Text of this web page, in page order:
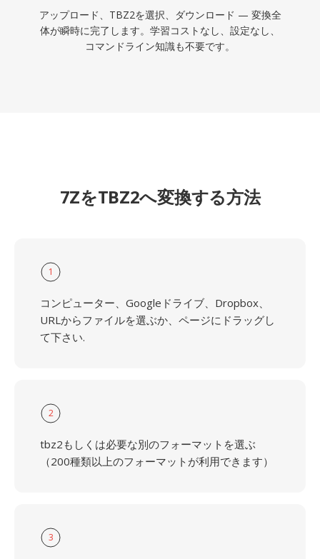
アップロード、TBZ2を選択、ダウンロード — 変換全
体が瞬時に完了します。学習コストなし、設定なし、
コマンドライン知識も不要です。
7ZをTBZ2へ変換する方法
1
コンピューター、Googleドライブ、Dropbox、
URLからファイルを選ぶか、ページにドラッグし
て下さい.
2
tbz2もしくは必要な別のフォーマットを選ぶ
（200種類以上のフォーマットが利用できます）
3